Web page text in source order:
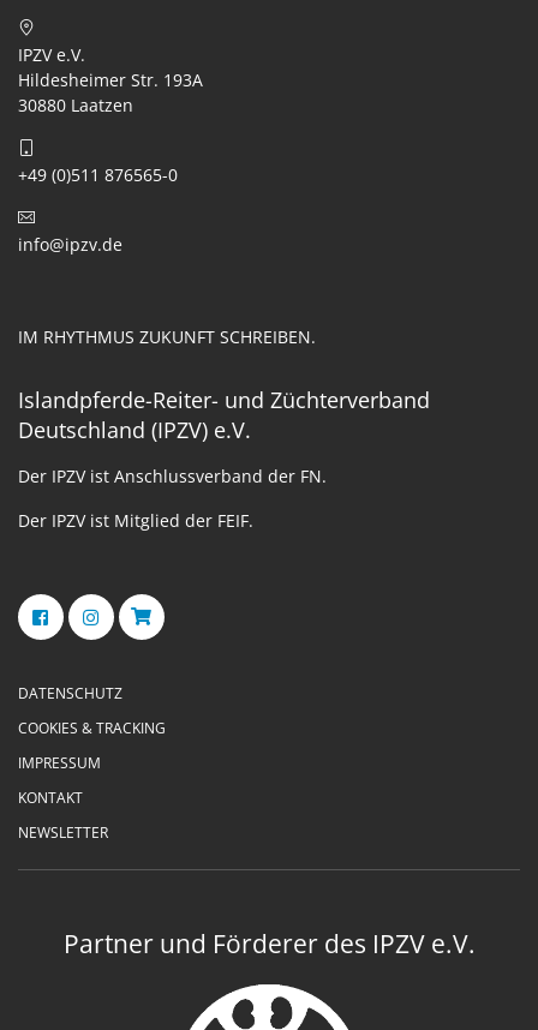
IPZV e.V.
Hildesheimer Str. 193A
30880 Laatzen
+49 (0)511 876565-0
info@ipzv.de
IM RHYTHMUS ZUKUNFT SCHREIBEN.
Islandpferde-Reiter- und Züchterverband
Deutschland (IPZV) e.V.
Der IPZV ist Anschlussverband der FN.
Der IPZV ist Mitglied der FEIF.
DATENSCHUTZ
COOKIES & TRACKING
IMPRESSUM
KONTAKT
NEWSLETTER
Partner und Förderer des IPZV e.V.